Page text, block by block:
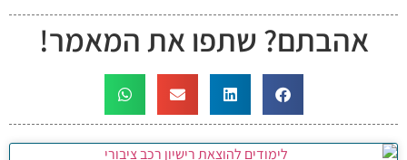
אהבתם? שתפו את המאמר!